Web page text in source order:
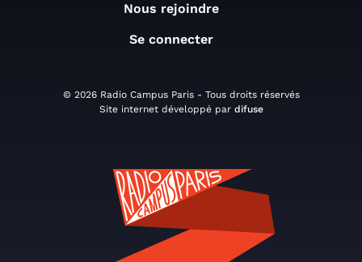
Nous rejoindre
Se connecter
© 2026 Radio Campus Paris - Tous droits réservés
Site internet développé par difuse